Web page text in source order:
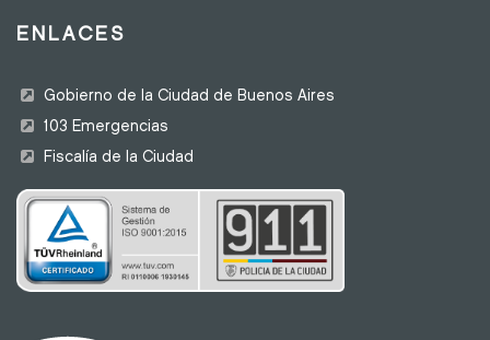
ENLACES
Gobierno de la Ciudad de Buenos Aires
103 Emergencias
Fiscalía de la Ciudad